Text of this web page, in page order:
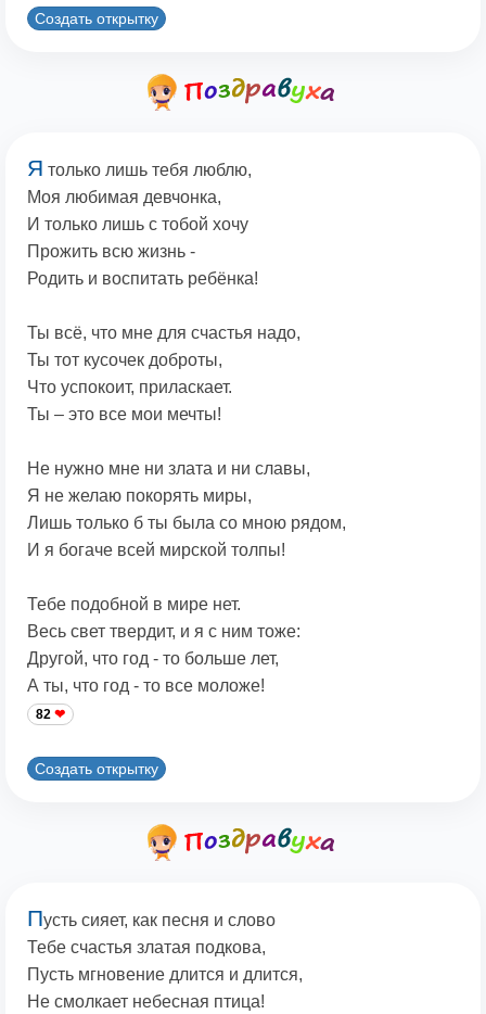
Создать открытку
Я только лишь тебя люблю,
Моя любимая девчонка,
И только лишь с тобой хочу
Прожить всю жизнь -
Родить и воспитать ребёнка!
Ты всё, что мне для счастья надо,
Ты тот кусочек доброты,
Что успокоит, приласкает.
Ты – это все мои мечты!
Не нужно мне ни злата и ни славы,
Я не желаю покорять миры,
Лишь только б ты была со мною рядом,
И я богаче всей мирской толпы!
Тебе подобной в мире нет.
Весь свет твердит, и я с ним тоже:
Другой, что год - то больше лет,
А ты, что год - то все моложе!
82
Создать открытку
Пусть сияет, как песня и слово
Тебе счастья златая подкова,
Пусть мгновение длится и длится,
Не смолкает небесная птица!